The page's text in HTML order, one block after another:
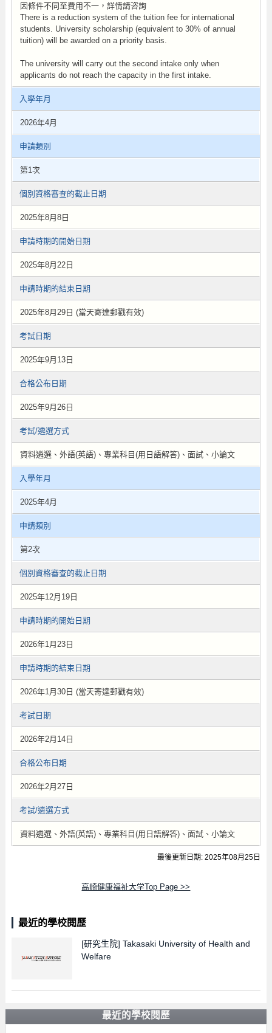
因條件不同至費用不一，詳情請咨詢
There is a reduction system of the tuition fee for international
students. University scholarship (equivalent to 30% of annual
tuition) will be awarded on a priority basis.
The university will carry out the second intake only when
applicants do not reach the capacity in the first intake.
入學年月
2026年4月
申請類別
第1次
個別資格審查的截止日期
2025年8月8日
申請時期的開始日期
2025年8月22日
申請時期的結束日期
2025年8月29日 (當天寄達郵戳有效)
考試日期
2025年9月13日
合格公布日期
2025年9月26日
考試/遴選方式
資料遴選、外語(英語)、專業科目(用日語解答)、面試、小論文
入學年月
2025年4月
申請類別
第2次
個別資格審查的截止日期
2025年12月19日
申請時期的開始日期
2026年1月23日
申請時期的結束日期
2026年1月30日 (當天寄達郵戳有效)
考試日期
2026年2月14日
合格公布日期
2026年2月27日
考試/遴選方式
資料遴選、外語(英語)、專業科目(用日語解答)、面試、小論文
最後更新日期: 2025年08月25日
高崎健康福祉大学Top Page >>
最近的學校閱歷
[研究生院] Takasaki University of Health and
Welfare
最近的學校閱歷